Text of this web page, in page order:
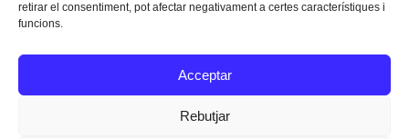
retirar el consentiment, pot afectar negativament a certes característiques i
funcions.
Acceptar
Rebutjar
Instagram
Facebook
Twitter
Texts Legals